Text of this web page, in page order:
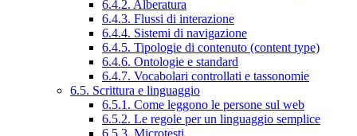
6.4.2. Alberatura
6.4.3. Flussi di interazione
6.4.4. Sistemi di navigazione
6.4.5. Tipologie di contenuto (content type)
6.4.6. Ontologie e standard
6.4.7. Vocabolari controllati e tassonomie
6.5. Scrittura e linguaggio
6.5.1. Come leggono le persone sul web
6.5.2. Le regole per un linguaggio semplice
6.5.3. Microtesti